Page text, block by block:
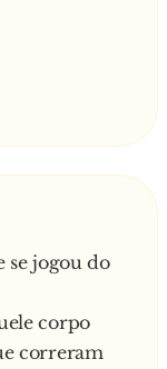
se jogou do
corpo
correram